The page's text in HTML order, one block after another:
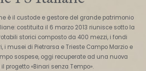
è il custode e gestore del grande patrimonio
costituita il 6 marzo 2013 riunisce sotto la
storici composto da 400 mezzi, i fondi
i musei di Pietrarsa e Trieste Campo Marzio e
sospese, oggi recuperate ad una nuova
progetto «Binari senza Tempo».